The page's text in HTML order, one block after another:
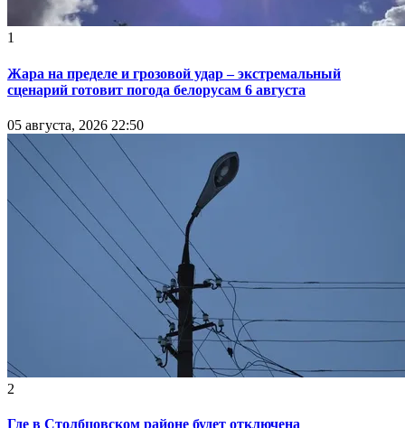
1
Жара на пределе и грозовой удар – экстремальный
сценарий готовит погода белорусам 6 августа
05 августа, 2026 22:50
2
Где в Столбцовском районе будет отключена